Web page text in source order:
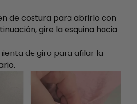
de costura para abrirlo con
gire la esquina hacia
de giro para afilar la